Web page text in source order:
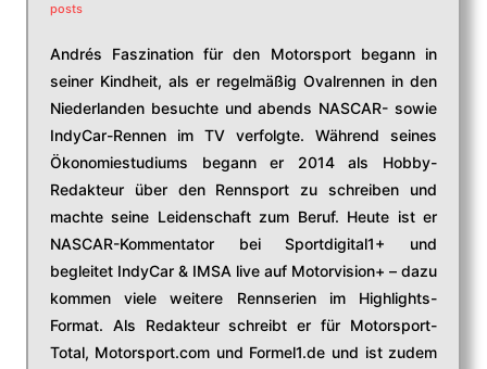
posts
Andrés Faszination für den Motorsport begann in
seiner Kindheit, als er regelmäßig Ovalrennen in den
Niederlanden besuchte und abends NASCAR- sowie
IndyCar-Rennen im TV verfolgte. Während seines
Ökonomiestudiums begann er 2014 als Hobby-
Redakteur über den Rennsport zu schreiben und
machte seine Leidenschaft zum Beruf. Heute ist er
NASCAR-Kommentator bei Sportdigital1+ und
begleitet IndyCar & IMSA live auf Motorvision+ – dazu
kommen viele weitere Rennserien im Highlights-
Format. Als Redakteur schreibt er für Motorsport-
Total, Motorsport.com und Formel1.de und ist zudem